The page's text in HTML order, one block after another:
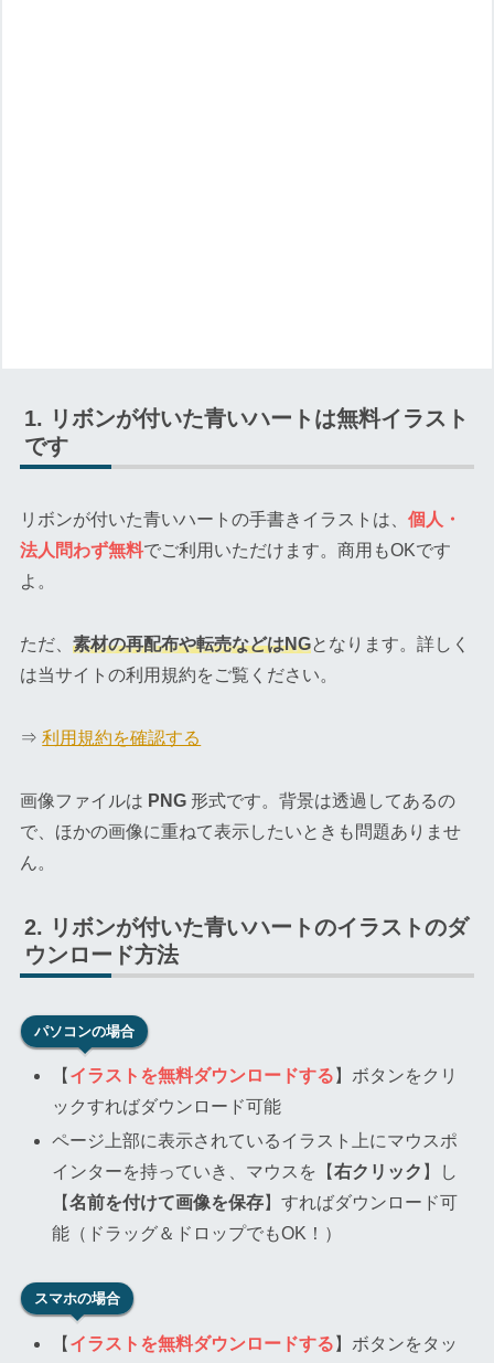
リボンが付いた青いハートは無料イラスト
です
リボンが付いた青いハートの手書きイラストは、個人・
法人問わず無料でご利用いただけます。商用もOKです
よ。
ただ、素材の再配布や転売などはNGとなります。詳しく
は当サイトの利用規約をご覧ください。
⇒利用規約を確認する
画像ファイルは PNG 形式です。背景は透過してあるの
で、ほかの画像に重ねて表示したいときも問題ありませ
ん。
リボンが付いた青いハートのイラストのダ
ウンロード方法
パソコンの場合
【 イラストを無料ダウンロードする 】ボタンをクリ
ックすればダウンロード可能
ページ上部に表示されているイラスト上にマウスポ
インターを持っていき、マウスを【右クリック 】し
【名前を付けて画像を保存】すればダウンロード可
能（ドラッグ＆ドロップでもOK！）
スマホの場合
【 イラストを無料ダウンロードする 】ボタンをタッ